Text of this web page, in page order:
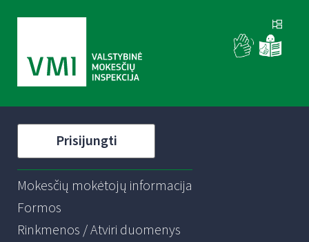
Prisijungti
Mokesčių mokėtojų informacija
Formos
Rinkmenos / Atviri duomenys